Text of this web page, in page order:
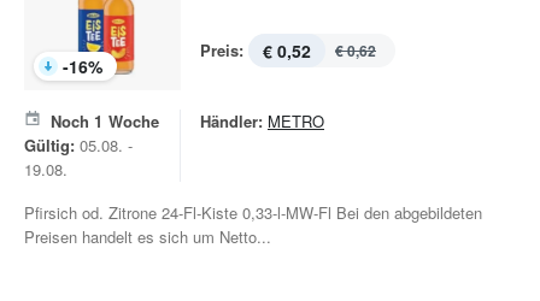
-16%
Preis: € 0,52 € 0,62
Noch 1 Woche
Gültig: 05.08. -
19.08.
Händler: METRO
Pfirsich od. Zitrone 24-Fl-Kiste 0,33-l-MW-Fl Bei den abgebildeten
Preisen handelt es sich um Netto...